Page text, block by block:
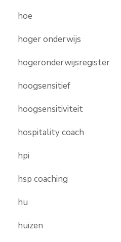
hoe
hoger onderwijs
hogeronderwijsregister
hoogsensitief
hoogsensitiviteit
hospitality coach
hpi
hsp coaching
hu
huizen